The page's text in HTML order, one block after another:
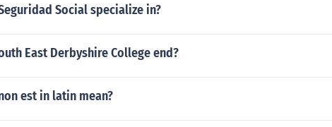
Social specialize in?
East Derbyshire College end?
est in latin mean?